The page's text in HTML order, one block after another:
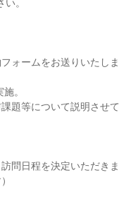
。
ォームをお送りいたしま
。
題等について説明させて
問日程を決定いただきま